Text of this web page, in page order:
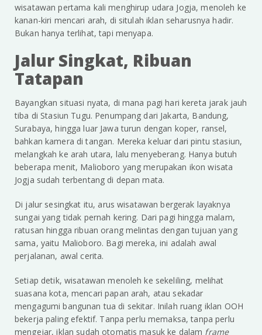
wisatawan pertama kali menghirup udara Jogja, menoleh ke
kanan-kiri mencari arah, di situlah iklan seharusnya hadir.
Bukan hanya terlihat, tapi menyapa.
Jalur Singkat, Ribuan
Tatapan
Bayangkan situasi nyata, di mana pagi hari kereta jarak jauh
tiba di Stasiun Tugu. Penumpang dari Jakarta, Bandung,
Surabaya, hingga luar Jawa turun dengan koper, ransel,
bahkan kamera di tangan. Mereka keluar dari pintu stasiun,
melangkah ke arah utara, lalu menyeberang. Hanya butuh
beberapa menit, Malioboro yang merupakan ikon wisata
Jogja sudah terbentang di depan mata.
Di jalur sesingkat itu, arus wisatawan bergerak layaknya
sungai yang tidak pernah kering. Dari pagi hingga malam,
ratusan hingga ribuan orang melintas dengan tujuan yang
sama, yaitu Malioboro. Bagi mereka, ini adalah awal
perjalanan, awal cerita.
Setiap detik, wisatawan menoleh ke sekeliling, melihat
suasana kota, mencari papan arah, atau sekadar
mengagumi bangunan tua di sekitar. Inilah ruang iklan OOH
bekerja paling efektif. Tanpa perlu memaksa, tanpa perlu
mengejar, iklan sudah otomatis masuk ke dalam frame